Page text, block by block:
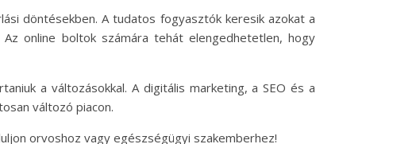
döntésekben. A tudatos fogyasztók keresik azokat a
online boltok számára tehát elengedhetetlen, hogy
a változásokkal. A digitális marketing, a SEO és a
változó piacon.
orvoshoz vagy egészségügyi szakemberhez!